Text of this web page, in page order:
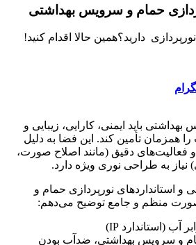
حمام و سرویس بهداشتی
دارید؟همین حالا اقدام کنید!
باید ایمنی، کارایی، زیبایی و
همزمان تأمین کند. این فضا به دلیل
دقیق (مانند اصلاح صورت،
به طراحی نوری ویژه دارد.
نورپردازی حمام و
منظم و جامع توضیح می‌دهم:
و سرویس بهداشتی، ضدآب بودن